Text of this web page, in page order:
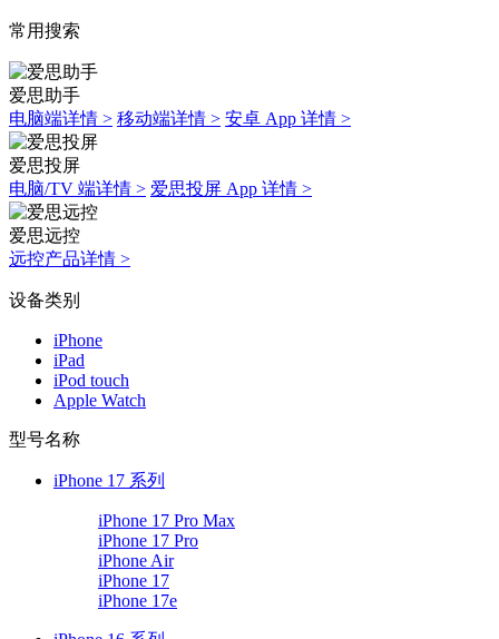
常用搜索
爱思助手
电脑端详情 > 移动端详情 > 安卓 App 详情 >
爱思投屏
电脑/TV 端详情 > 爱思投屏 App 详情 >
爱思远控
远控产品详情 >
设备类别
iPhone
iPad
iPod touch
Apple Watch
型号名称
iPhone 17 系列
iPhone 17 Pro Max
iPhone 17 Pro
iPhone Air
iPhone 17
iPhone 17e